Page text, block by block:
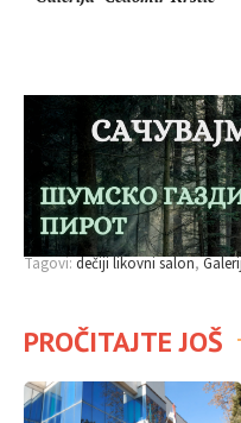
Tagovi:dečiji likovni salon
PROČITAJTE JOŠ